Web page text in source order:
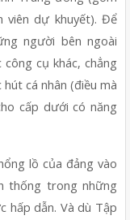
viên dự khuyết). Để
người bên ngoài
cụ khác, chẳng
cá nhân (điều mà
cấp dưới có năng
lồ của đảng vào
thống trong những
hấp dẫn. Và dù Tập